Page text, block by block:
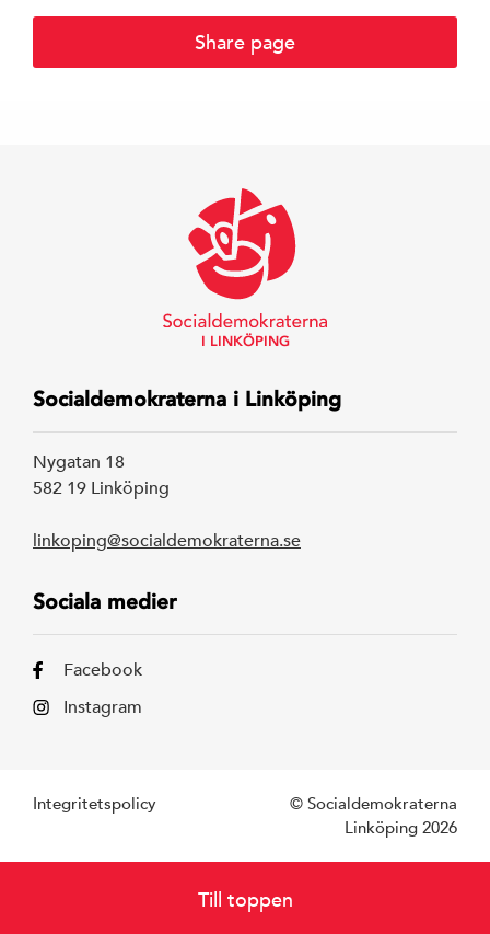
Share page
I LINKÖPING
Socialdemokraterna i Linköping
Nygatan 18
582 19 Linköping
linkoping@socialdemokraterna.se
Sociala medier
Facebook
Instagram
Integritetspolicy
© Socialdemokraterna
Linköping 2026
Till toppen